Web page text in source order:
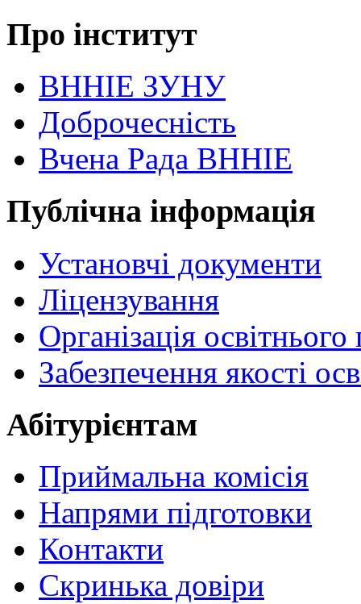
Про інститут
ВННІЕ ЗУНУ
Доброчесність
Вчена Рада ВННІЕ
Публічна інформація
Установчі документи
Ліцензування
Організація
Забезпечення якості
Абітурієнтам
Приймальна комісія
Напрями підготовки
Контакти
Скринька довіри